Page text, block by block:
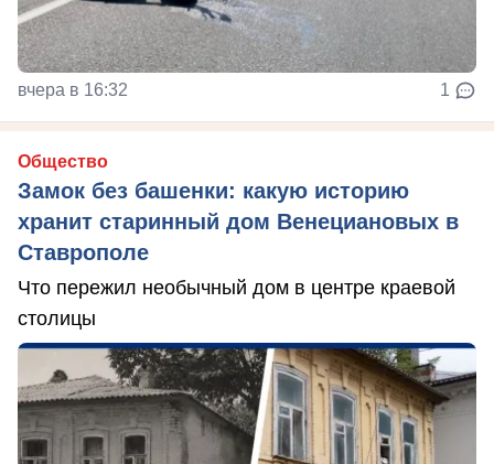
вчера в 16:32 1
Общество
Замок без башенки: какую историю
хранит старинный дом Венециановых в
Ставрополе
Что пережил необычный дом в центре краевой
столицы